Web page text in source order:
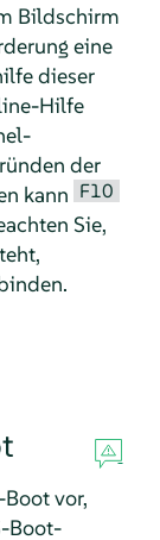
Bildschirm
eine
dieser
Hilfe
der
kann F10
Sie,
vor,
Boot-